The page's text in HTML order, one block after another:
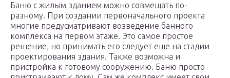
Баню с жилым зданием можно совмещать по-
разному. При создании первоначального проекта
многие предусматривают возведение банного
комплекса на первом этаже. Это самое простое
решение, но принимать его следует еще на стадии
проектирования здания. Также возможна и
пристройка к готовому сооружению. Баню просто